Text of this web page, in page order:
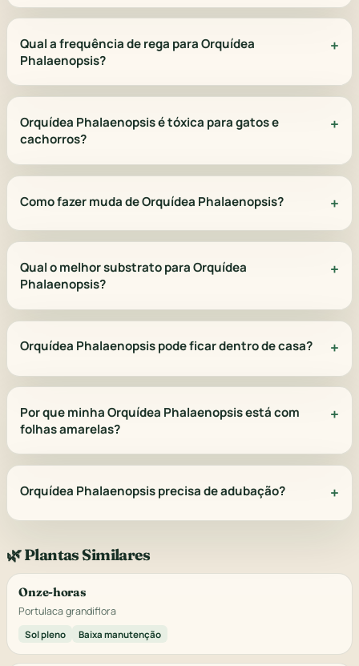
Qual a frequência de rega para Orquídea
Phalaenopsis?
Orquídea Phalaenopsis é tóxica para gatos e
cachorros?
Como fazer muda de Orquídea Phalaenopsis?
Qual o melhor substrato para Orquídea
Phalaenopsis?
Orquídea Phalaenopsis pode ficar dentro de casa?
Por que minha Orquídea Phalaenopsis está com
folhas amarelas?
Orquídea Phalaenopsis precisa de adubação?
🌿 Plantas Similares
Onze-horas
Portulaca grandiflora
Sol pleno Baixa manutenção